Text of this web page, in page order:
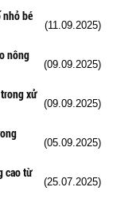
nhỏ bé
(11.09.2025)
nông
(09.09.2025)
xử
(09.09.2025)
(05.09.2025)
cao từ
(25.07.2025)